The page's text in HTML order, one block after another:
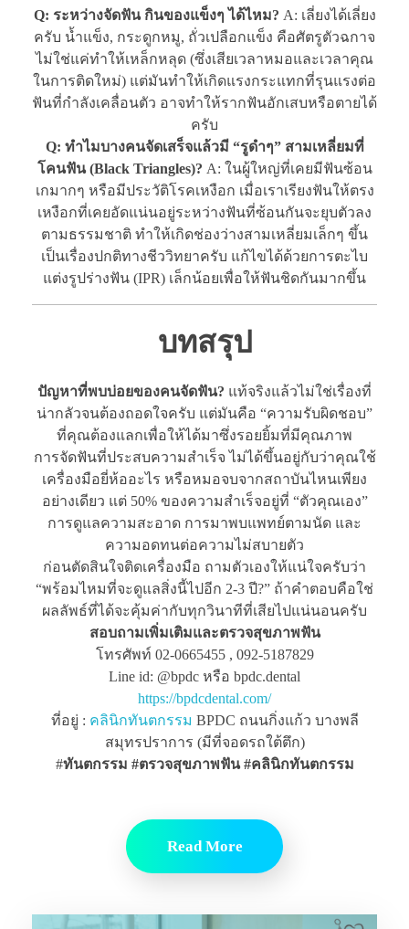
Q: ระหว่างจัดฟัน กินของแข็งๆ ได้ไหม? A: เลี่ยงได้เลี่ยง
ครับ น้ำแข็ง, กระดูกหมู, ถั่วเปลือกแข็ง คือศัตรูตัวฉกาจ
ไม่ใช่แค่ทำให้เหล็กหลุด (ซึ่งเสียเวลาหมอและเวลาคุณ
ในการติดใหม่) แต่มันทำให้เกิดแรงกระแทกที่รุนแรงต่อ
ฟันที่กำลังเคลื่อนตัว อาจทำให้รากฟันอักเสบหรือตายได้
ครับ
Q: ทำไมบางคนจัดเสร็จแล้วมี “รูดำๆ” สามเหลี่ยมที่
โคนฟัน (Black Triangles)? A: ในผู้ใหญ่ที่เคยมีฟันซ้อน
เกมากๆ หรือมีประวัติโรคเหงือก เมื่อเราเรียงฟันให้ตรง
เหงือกที่เคยอัดแน่นอยู่ระหว่างฟันที่ซ้อนกันจะยุบตัวลง
ตามธรรมชาติ ทำให้เกิดช่องว่างสามเหลี่ยมเล็กๆ ขึ้น
เป็นเรื่องปกติทางชีววิทยาครับ แก้ไขได้ด้วยการตะไบ
แต่งรูปร่างฟัน (IPR) เล็กน้อยเพื่อให้ฟันชิดกันมากขึ้น
บทสรุป
ปัญหาที่พบบ่อยของคนจัดฟัน? แท้จริงแล้วไม่ใช่เรื่องที่
น่ากลัวจนต้องถอดใจครับ แต่มันคือ “ความรับผิดชอบ”
ที่คุณต้องแลกเพื่อให้ได้มาซึ่งรอยยิ้มที่มีคุณภาพ
การจัดฟันที่ประสบความสำเร็จ ไม่ได้ขึ้นอยู่กับว่าคุณใช้
เครื่องมือยี่ห้ออะไร หรือหมอจบจากสถาบันไหนเพียง
อย่างเดียว แต่ 50% ของความสำเร็จอยู่ที่ “ตัวคุณเอง”
การดูแลความสะอาด การมาพบแพทย์ตามนัด และ
ความอดทนต่อความไม่สบายตัว
ก่อนตัดสินใจติดเครื่องมือ ถามตัวเองให้แน่ใจครับว่า
“พร้อมไหมที่จะดูแลสิ่งนี้ไปอีก 2-3 ปี?” ถ้าคำตอบคือใช่
ผลลัพธ์ที่ได้จะคุ้มค่ากับทุกวินาทีที่เสียไปแน่นอนครับ
สอบถามเพิ่มเติมและตรวจสุขภาพฟัน
โทรศัพท์ 02-0665455 , 092-5187829
Line id: @bpdc หรือ bpdc.dental
https://bpdcdental.com/
ที่อยู่ : คลินิกทันตกรรม BPDC ถนนกิ่งแก้ว บางพลี
สมุทรปราการ (มีที่จอดรถใต้ตึก)
#ทันตกรรม #ตรวจสุขภาพฟัน #คลินิกทันตกรรม
Read More